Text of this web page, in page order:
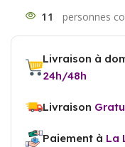
11
Livraison à
24h/48h
Livraison
Paiement à La